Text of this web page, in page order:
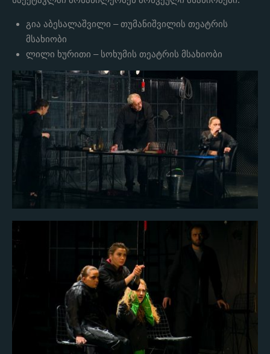
გია აბესალაშვილი – თუმანიშვილის თეატრის
მსახიობი
ლილი ხურითი – სოხუმის თეატრის მსახიობი